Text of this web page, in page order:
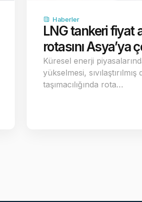
Haberler
LNG tankeri fiyat
rotasını Asya’ya
Küresel enerji
yükselmesi,
taşımacılığında rota…